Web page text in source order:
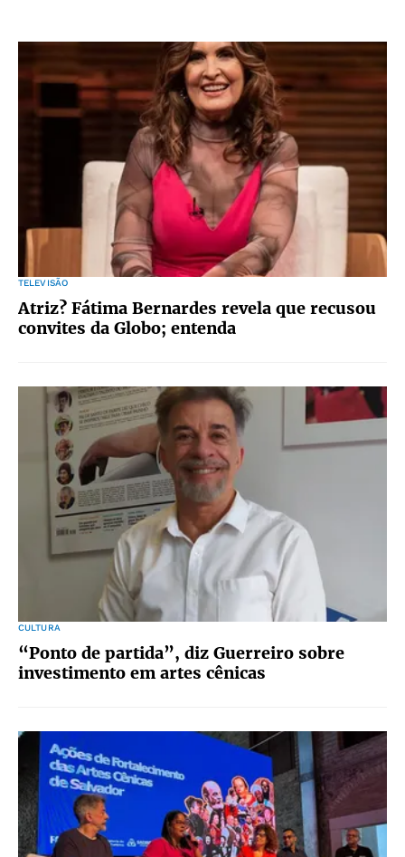
TELEVISÃO
Atriz? Fátima Bernardes revela que recusou
convites da Globo; entenda
CULTURA
“Ponto de partida”, diz Guerreiro sobre
investimento em artes cênicas